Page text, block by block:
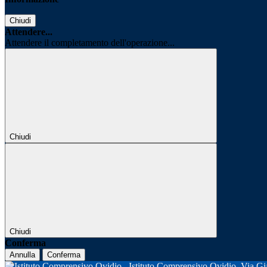
Chiudi
Attendere...
Attendere il completamento dell'operazione...
Chiudi
Chiudi
Conferma
Annulla Conferma